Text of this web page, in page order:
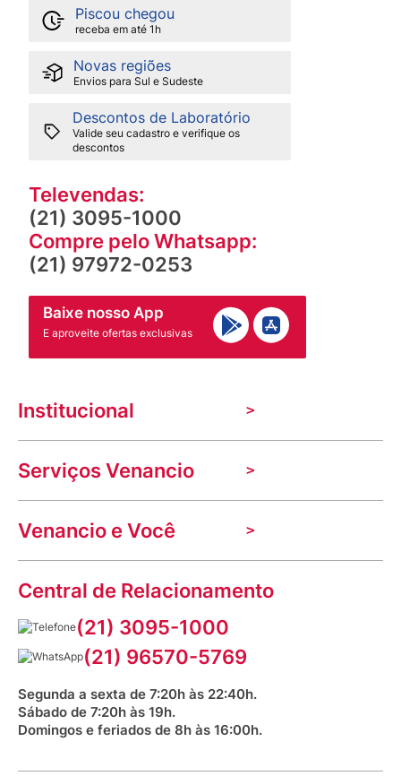
Piscou chegou
receba em até 1h
Novas regiões
Envios para Sul e Sudeste
Descontos de Laboratório
Valide seu cadastro e verifique os
descontos
Televendas:
(21) 3095-1000
Compre pelo Whatsapp:
(21) 97972-0253
Baixe nosso App
E aproveite ofertas exclusivas
Institucional
A Venancio
Trabalhe Conosco
Nossas lojas
Indique seu imóvel
Aniversário Venancio 2025
Serviços Venancio
Troca e devolução
Mecânica de promoções
Dúvidas frequentes
Prazos e entregas
Bioimpedância Gratuita
Venancio e Você
VClube - Programa de fidelidade
Fale com o farmacêutico
Fale conosco
Saúde na praça
Central de Relacionamento
(21) 3095-1000
(21) 96570-5769
Segunda a sexta de 7:20h às 22:40h.
Sábado de 7:20h às 19h.
Domingos e feriados de 8h às 16:00h.